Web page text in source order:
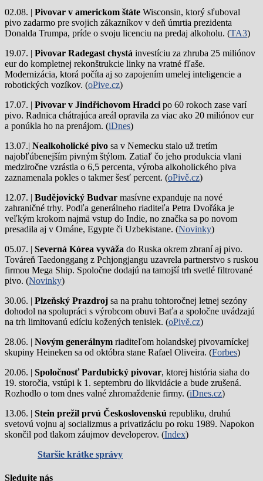
02.08. | Pivovar v americkom štáte Wisconsin, ktorý sľuboval
pivo zadarmo pre svojich zákazníkov v deň úmrtia prezidenta
Donalda Trumpa, príde o svoju licenciu na predaj alkoholu. (TA3)
19.07. | Pivovar Radegast chystá investíciu za zhruba 25 miliónov
eur do kompletnej rekonštrukcie linky na vratné fľaše.
Modernizácia, ktorá počíta aj so zapojením umelej inteligencie a
robotických vozíkov. (oPive.cz)
17.07. | Pivovar v Jindřichovom Hradci po 60 rokoch zase varí
pivo. Radnica chátrajúca areál opravila za viac ako 20 miliónov eur
a ponúkla ho na prenájom. (iDnes)
13.07.| Nealkoholické pivo sa v Nemecku stalo už tretím
najobľúbenejším pivným štýlom. Zatiaľ čo jeho produkcia vlani
medziročne vzrástla o 6,5 percenta, výroba alkoholického piva
zaznamenala pokles o takmer šesť percent. (oPivě.cz)
12.07. | Budějovický Budvar masívne expanduje na nové
zahraničné trhy. Podľa generálneho riaditeľa Petra Dvořáka je
veľkým krokom najmä vstup do Indie, no značka sa po novom
presadila aj v Ománe, Egypte či Uzbekistane. (Novinky)
05.07. | Severná Kórea vyváža do Ruska okrem zbraní aj pivo.
Továreň Taedonggang z Pchjongjangu uzavrela partnerstvo s ruskou
firmou Mega Ship. Spoločne dodajú na tamojší trh svetlé filtrované
pivo. (Novinky)
30.06. | Plzeňský Prazdroj sa na prahu tohtoročnej letnej sezóny
dohodol na spolupráci s výrobcom obuvi Baťa a spoločne uvádzajú
na trh limitovanú edíciu kožených tenisiek. (oPivě.cz)
28.06. | Novým generálnym riaditeľom holandskej pivovarníckej
skupiny Heineken sa od októbra stane Rafael Oliveira. (Forbes)
20.06. | Spoločnosť Pardubický pivovar, ktorej história siaha do
19. storočia, vstúpi k 1. septembru do likvidácie a bude zrušená.
Rozhodlo o tom dnes valné zhromaždenie firmy. (iDnes.cz)
13.06. | Stein prežil prvú Československú republiku, druhú
svetovú vojnu aj socializmus a privatizáciu po roku 1989. Napokon
skončil pod tlakom záujmov developerov. (Index)
Staršie krátke správy
Sledujte nás